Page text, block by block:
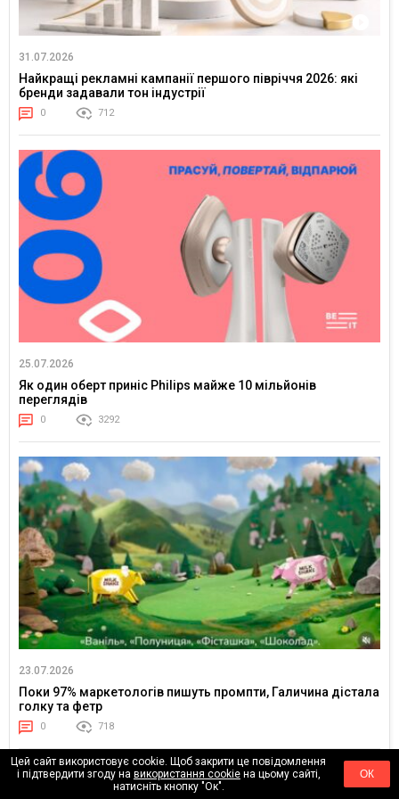
31.07.2026
Найкращі рекламні кампанії першого півріччя 2026: які
бренди задавали тон індустрії
0 712
25.07.2026
Як один оберт приніс Philips майже 10 мільйонів
переглядів
0 3292
23.07.2026
Поки 97% маркетологів пишуть промпти, Галичина дістала
голку та фетр
0 718
Цей сайт використовує cookie. Щоб закрити це повідомлення
і підтвердити згоду на використання cookieна цьому сайті,
натисніть кнопку "Ок".
ОК